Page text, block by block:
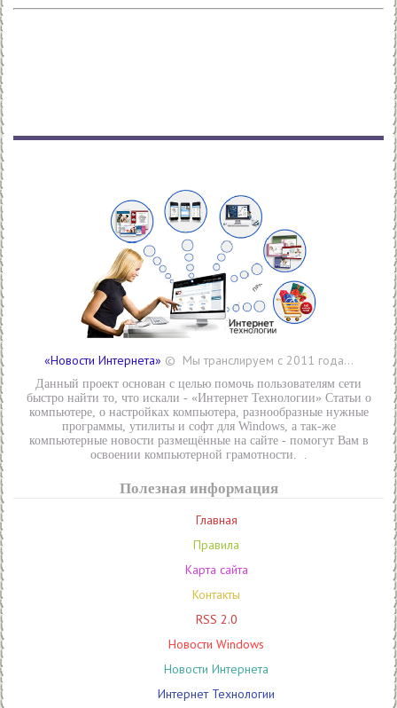
«Новости Интернета» © Мы транслируем с 2011 года...
Данный проект основан с целью помочь пользователям сети
быстро найти то, что искали - «Интернет Технологии» Статьи о
компьютере, о настройках компьютера, разнообразные нужные
программы, утилиты и софт для Windows, а так-же
компьютерные новости размещённые на сайте - помогут Вам в
освоении компьютерной грамотности. .
Полезная информация
Главная
Правила
Карта сайта
Контакты
RSS 2.0
Новости Windows
Новости Интернета
Интернет Технологии